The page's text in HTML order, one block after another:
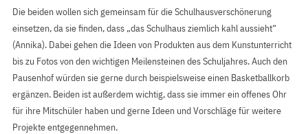
Die beiden wollen sich gemeinsam für die Schulhausverschönerung
einsetzen, da sie finden, dass „das Schulhaus ziemlich kahl aussieht“
(Annika). Dabei gehen die Ideen von Produkten aus dem Kunstunterricht
bis zu Fotos von den wichtigen Meilensteinen des Schuljahres. Auch den
Pausenhof würden sie gerne durch beispielsweise einen Basketballkorb
ergänzen. Beiden ist außerdem wichtig, dass sie immer ein offenes Ohr
für ihre Mitschüler haben und gerne Ideen und Vorschläge für weitere
Projekte entgegennehmen.